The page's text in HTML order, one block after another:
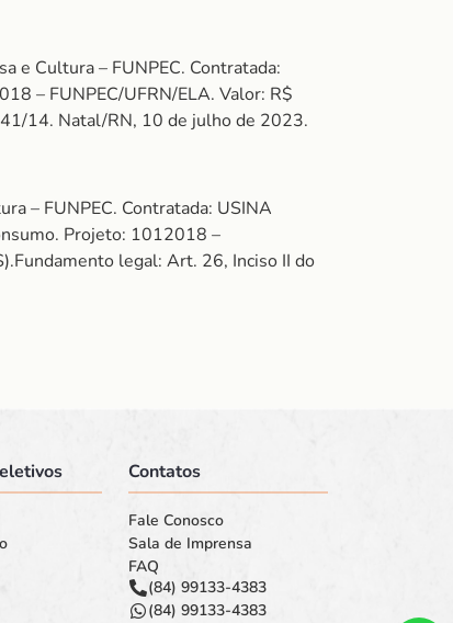
e Cultura – FUNPEC. Contratada:
– FUNPEC/UFRN/ELA. Valor: R$
14. Natal/RN, 10 de julho de 2023.
– FUNPEC. Contratada: USINA
Projeto: 1012018 –
legal: Art. 26, Inciso II do
Contatos
Fale Conosco
Sala de Imprensa
FAQ
(84) 99133-4383
(84) 99133-4383